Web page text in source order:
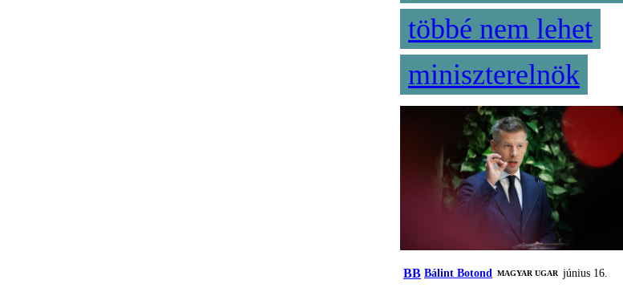
többé nem lehet
miniszterelnök
BB Bálint Botond MAGYAR UGAR június 16.